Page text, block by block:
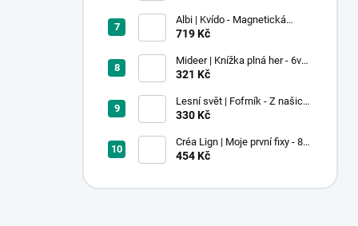
Albi | Kvído - Magnetická
zvířátka: Farma
719 Kč
Mideer | Knížka plná her - 6v1 -
Dobrodružství v muzeu
321 Kč
Lesní svět | Fofrník - Z našich
lesů
330 Kč
Créa Lign | Moje první fixy - 8
ks
454 Kč